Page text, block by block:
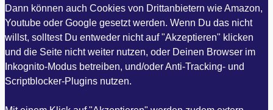
Dann können auch Cookies von Drittanbietern wie Amazon,
Youtube oder Google gesetzt werden. Wenn Du das nicht
willst, solltest Du entweder nicht auf "Akzeptieren" klicken
und die Seite nicht weiter nutzen, oder Deinen Browser im
Inkognito-Modus betreiben, und/oder Anti-Tracking- und
Scriptblocker-Plugins nutzen.